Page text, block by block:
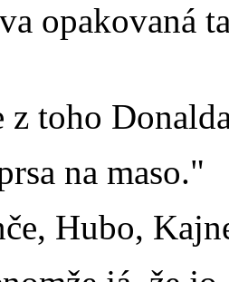
opakovaná
z toho
na maso."
Hubo,